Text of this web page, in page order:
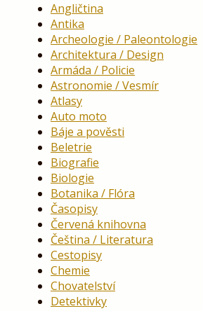
Angličtina
Antika
Archeologie / Paleontologie
Architektura / Design
Armáda / Policie
Astronomie / Vesmír
Atlasy
Auto moto
Báje a pověsti
Beletrie
Biografie
Biologie
Botanika / Flóra
Časopisy
Červená knihovna
Čeština / Literatura
Cestopisy
Chemie
Chovatelství
Detektivky